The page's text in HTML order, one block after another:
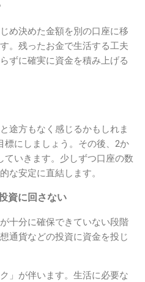
め決めた金額を別の口座に移
。残ったお金で生活する工夫
ずに確実に資金を積み上げる
途方もなく感じるかもしれま
標にしましょう。その後、2か
ていきます。少しずつ口座の数
な安定に直結します。
資に回さない
十分に確保できていない段階
通貨などの投資に資金を投じ
」が伴います。生活に必要な